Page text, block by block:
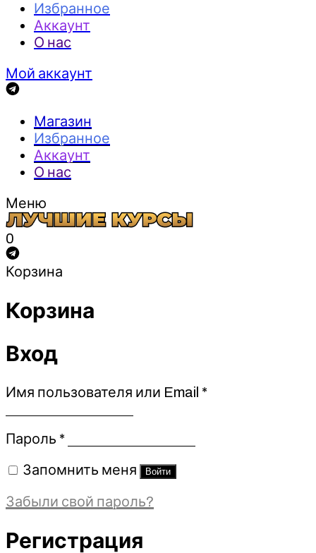
Избранное
Аккаунт
О нас
Мой аккаунт
Магазин
Избранное
Аккаунт
О нас
Меню
0
Корзина
Корзина
Вход
Имя пользователя или Email *Обязательно
Пароль *Обязательно
Запомнить меня Войти
Забыли свой пароль?
Регистрация